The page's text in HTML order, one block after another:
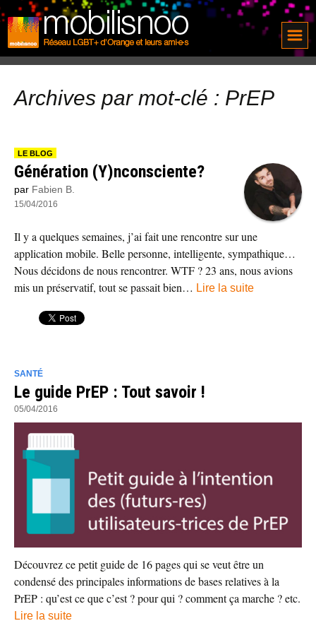
Archives par mot-clé : PrEP
LE BLOG
Génération (Y)nconsciente?
par Fabien B.
15/04/2016
Il y a quelques semaines, j’ai fait une rencontre sur une
application mobile. Belle personne, intelligente, sympathique…
Nous décidons de nous rencontrer. WTF ? 23 ans, nous avions
mis un préservatif, tout se passait bien… Lire la suite
SANTÉ
Le guide PrEP : Tout savoir !
05/04/2016
Découvrez ce petit guide de 16 pages qui se veut être un
condensé des principales informations de bases relatives à la
PrEP : qu’est ce que c’est ? pour qui ? comment ça marche ? etc.
Lire la suite